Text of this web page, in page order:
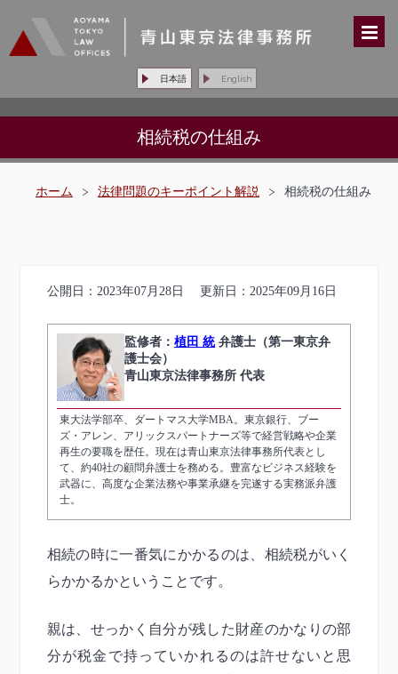
日本語 English
相続税の仕組み
ホーム > 法律問題のキーポイント解説 > 相続税の仕組み
公開日： 2023年07月28日 更新日： 2025年09月16日
監修者：植田 統弁護士（第一東京弁
護士会）
青山東京法律事務所 代表
東大法学部卒、ダートマス大学MBA。東京銀行、ブー
ズ・アレン、アリックスパートナーズ等で経営戦略や企業
再生の要職を歴任。現在は青山東京法律事務所代表とし
て、約40社の顧問弁護士を務める。豊富なビジネス経験を
武器に、高度な企業法務や事業承継を完遂する実務派弁護
士。
相続の時に一番気にかかるのは、相続税がいく
らかかるかということです。
親は、せっかく自分が残した財産のかなりの部
分が税金で持っていかれるのは許せないと思